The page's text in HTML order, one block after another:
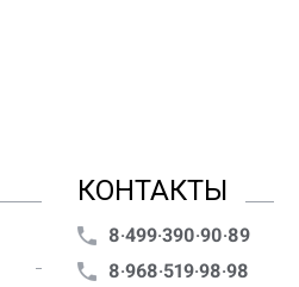
КОНТАКТЫ
8·499·390·90·89
8·968·519·98·98